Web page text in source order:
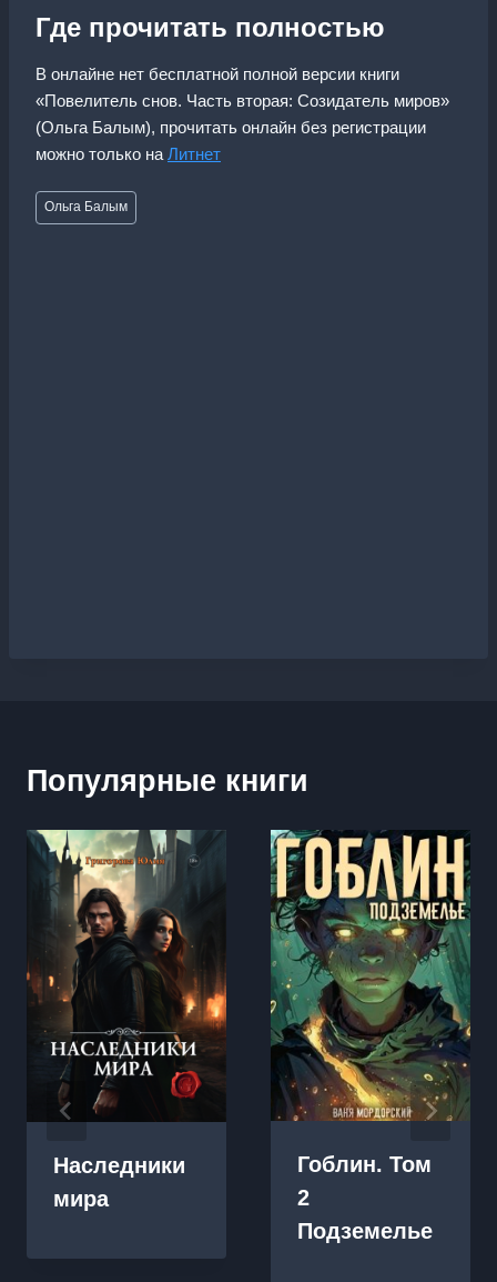
Где прочитать полностью
В онлайне нет бесплатной полной версии книги
«Повелитель снов. Часть вторая: Созидатель миров»
(Ольга Балым), прочитать онлайн без регистрации
можно только на Литнет
Метки
записи:
Ольга Балым
Популярные книги
Наследники
мира
Гоблин. Том
2
Подземелье